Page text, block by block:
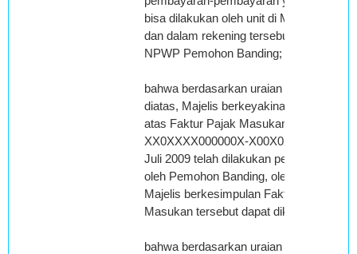
bisa dilakukan oleh unit di Musi Rawas
dan dalam rekening tersebut tercantum
NPWP Pemohon Banding;
bahwa berdasarkan uraian tersebut
diatas, Majelis berkeyakinan, bahwa
atas Faktur Pajak Masukan No :
XX0XXXX000000X-X00X0X tanggal 1
Juli 2009 telah dilakukan pembayaran
oleh Pemohon Banding, oleh karena itu
Majelis berkesimpulan Faktur Pajak
Masukan tersebut dapat dikreditkan;
bahwa berdasarkan uraian tersebut